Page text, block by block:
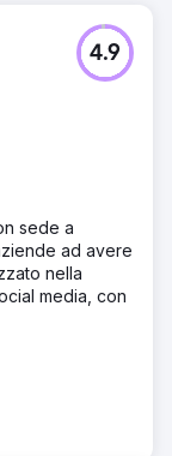
4.9
sede a
ad avere
nella
media, con